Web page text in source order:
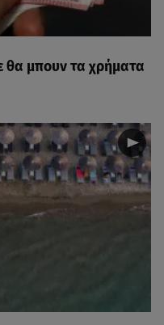
θα μπουν τα χρήματα